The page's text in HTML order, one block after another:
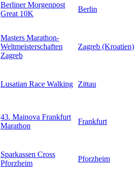
Berliner Morgenpost
Great 10K
Berlin
Masters Marathon-
Weltmeisterschaften
Zagreb
Zagreb (Kroatien)
Lusatian Race Walking Zittau
43. Mainova Frankfurt
Marathon
Frankfurt
Sparkassen Cross
Pforzheim
Pforzheim